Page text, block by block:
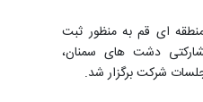
ای قم به منظور ثبت
دشت های سمنان،
شرکت برگزار شد.